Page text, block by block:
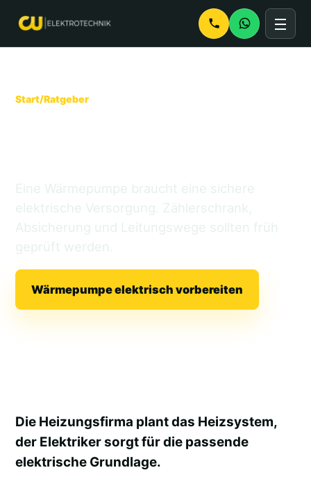
Start/Ratgeber
Eine Wärmepumpe braucht eine sichere
elektrische Versorgung. Zählerschrank,
Absicherung und Leitungswege sollten früh
geprüft werden.
Wärmepumpe elektrisch vorbereiten
Die Heizungsfirma plant das Heizsystem,
der Elektriker sorgt für die passende
elektrische Grundlage.